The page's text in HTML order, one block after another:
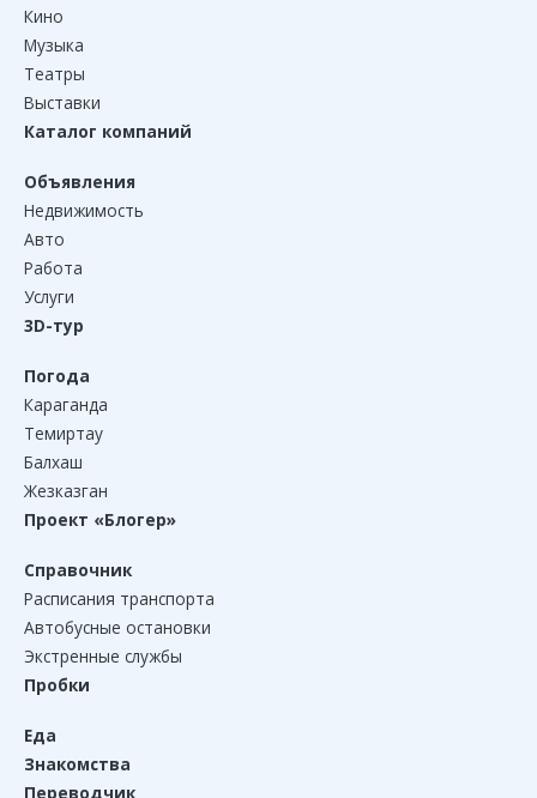
Кино
Музыка
Театры
Выставки
Каталог компаний
Объявления
Недвижимость
Авто
Работа
Услуги
3D-тур
Погода
Караганда
Темиртау
Балхаш
Жезказган
Проект «Блогер»
Справочник
Расписания транспорта
Автобусные остановки
Экстренные службы
Пробки
Еда
Знакомства
Переводчик